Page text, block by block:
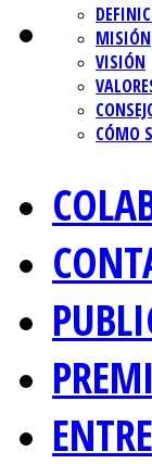
MISIÓN
VISIÓN
CÓMO